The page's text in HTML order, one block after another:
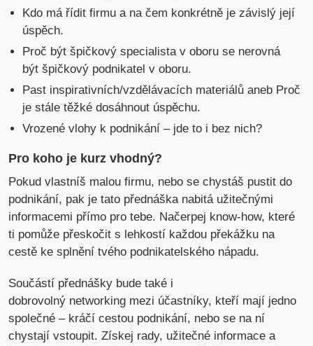
Kdo má řídit firmu a na čem konkrétně je závislý její
úspěch.
Proč být špičkový specialista v oboru se nerovná
být špičkový podnikatel v oboru.
Past inspirativních/vzdělávacích materiálů aneb Proč
je stále těžké dosáhnout úspěchu.
Vrozené vlohy k podnikání – jde to i bez nich?
Pro koho je kurz vhodný?
Pokud vlastníš malou firmu, nebo se chystáš pustit do
podnikání, pak je tato přednáška nabitá užitečnými
informacemi přímo pro tebe. Načerpej know-how, které
ti pomůže přeskočit s lehkostí každou překážku na
cestě ke splnění tvého podnikatelského nápadu.
Součástí přednášky bude také i
dobrovolný networking mezi účastníky, kteří mají jedno
společné – kráčí cestou podnikání, nebo se na ní
chystají vstoupit. Získej rady, užitečné informace a